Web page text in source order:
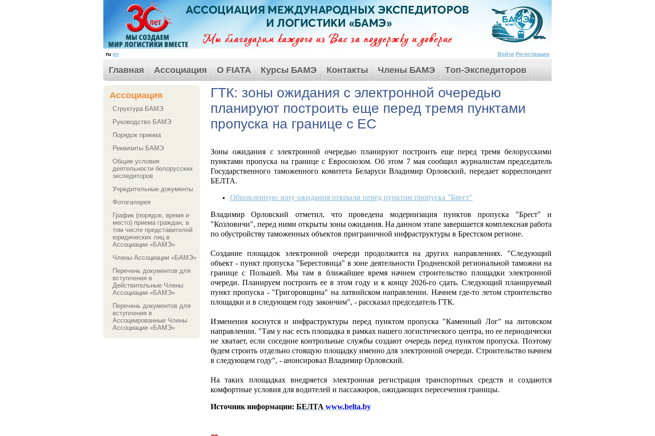
ru en Войти Регистрация
Главная Ассоциация О FIATA Курсы БАМЭ Контакты Члены БАМЭ Tоп-Экспедиторов
Ассоциация
Структура БАМЭ
Руководство БАМЭ
Порядок приема
Реквизиты БАМЭ
Общие условия
деятельности белорусских
экспедиторов
Учредительные документы
Фотогалерея
График (порядок, время и
место) приема граждан, в
том числе представителей
юридических лиц в
Ассоциации «БАМЭ»
Члены Ассоциации «БАМЭ»
Перечень документов для
вступления в
Действительные Члены
Ассоциации «БАМЭ»
Перечень документов для
вступления в
Ассоциированные Члены
Ассоциации «БАМЭ»
ГТК: зоны ожидания с электронной очередью
планируют построить еще перед тремя пунктами
пропуска на границе с ЕС
Зоны ожидания с электронной очередью планируют построить еще перед тремя белорусскими
пунктами пропуска на границе с Евросоюзом. Об этом 7 мая сообщил журналистам председатель
Государственного таможенного комитета Беларуси Владимир Орловский, передает корреспондент
БЕЛТА.
Обновленную зону ожидания открыли перед пунктом пропуска "Брест"
Владимир Орловский отметил, что проведена модернизация пунктов пропуска "Брест" и
"Козловичи", перед ними открыты зоны ожидания. На данном этапе завершается комплексная работа
по обустройству таможенных объектов приграничной инфраструктуры в Брестском регионе.
Создание площадок электронной очереди продолжится на других направлениях. "Следующий
объект - пункт пропуска "Берестовица" в зоне деятельности Гродненской региональной таможни на
границе с Польшей. Мы там в ближайшее время начнем строительство площадки электронной
очереди. Планируем построить ее в этом году и к концу 2026-го сдать. Следующий планируемый
пункт пропуска - "Григоровщина" на латвийском направлении. Начнем где-то летом строительство
площадки и в следующем году закончим", - рассказал председатель ГТК.
Изменения коснутся и инфраструктуры перед пунктом пропуска "Каменный Лог" на литовском
направлении. "Там у нас есть площадка в рамках нашего логистического центра, но ее периодически
не хватает, если соседние контрольные службы создают очередь перед пунктом пропуска. Поэтому
будем строить отдельно стоящую площадку именно для электронной очереди. Строительство начнем
в следующем году", - анонсировал Владимир Орловский.
На таких площадках внедряется электронная регистрация транспортных средств и создаются
комфортные условия для водителей и пассажиров, ожидающих пересечения границы.
Источник информации: БЕЛТА www.belta.by